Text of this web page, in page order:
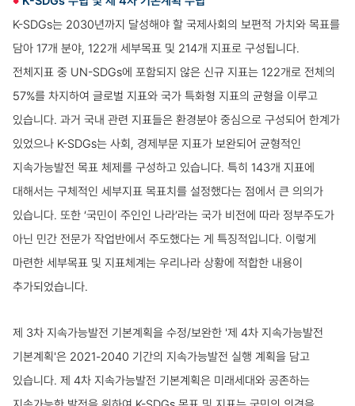
K-SDGs는 2030년까지 달성해야 할 국제사회의 보편적 가치와 목표를
담아 17개 분야, 122개 세부목표 및 214개 지표로 구성됩니다.
전체지표 중 UN-SDGs에 포함되지 않은 신규 지표는 122개로 전체의
57%를 차지하여 글로벌 지표와 국가 특화형 지표의 균형을 이루고
있습니다. 과거 국내 관련 지표들은 환경분야 중심으로 구성되어 한계가
있었으나 K-SDGs는 사회, 경제부문 지표가 보완되어 균형적인
지속가능발전 목표 체제를 구성하고 있습니다. 특히 143개 지표에
대해서는 구체적인 세부지표 목표치를 설정했다는 점에서 큰 의의가
있습니다. 또한 ‘국민이 주인인 나라’라는 국가 비전에 따라 정부주도가
아닌 민간 전문가 작업반에서 주도했다는 게 특징적입니다. 이렇게
마련한 세부목표 및 지표체계는 우리나라 상황에 적합한 내용이
추가되었습니다.
제 3차 지속가능발전 기본계획을 수정/보완한 '제 4차 지속가능발전
기본계획'은 2021-2040 기간의 지속가능발전 실행 계획을 담고
있습니다. 제 4차 지속가능발전 기본계획은 미래세대와 공존하는